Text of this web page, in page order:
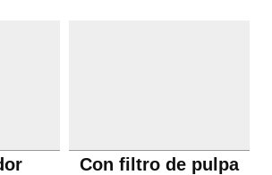
Con filtro de pulpa